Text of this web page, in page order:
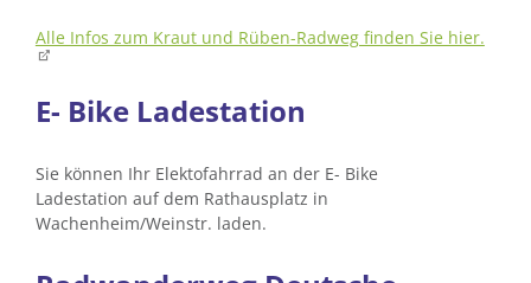
Alle Infos zum Kraut und Rüben-Radweg finden Sie hier.
E- Bike Ladestation
Sie können Ihr Elektofahrrad an der E- Bike
Ladestation auf dem Rathausplatz in
Wachenheim/Weinstr. laden.